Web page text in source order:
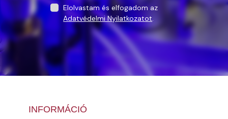
Elolvastam és elfogadom az
Adatvédelmi Nyilatkozatot.
INFORMÁCIÓ